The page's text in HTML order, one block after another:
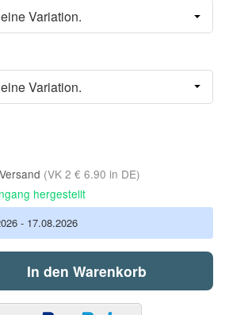
Variation.
Variation.
Versand (VK 2 € 6.90 in DE)
hergestellt
- 17.08.2026
In den Warenkorb